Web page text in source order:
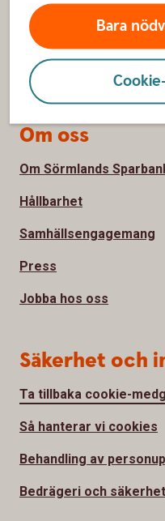
Bara
Hitta bankkontor
Bli kund
Priser, räntor och
Om oss
Om Sörmlands
Hållbarhet
Samhällsengagemang
Press
Jobba hos oss
Säkerhet och
Ta tillbaka cookie-
Så hanterar vi cookies
Behandling av
Bedrägeri och säkerhet